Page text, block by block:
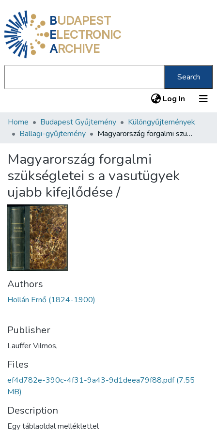
BUDAPEST
ELECTRONIC
ARCHIVE
Search
Log In (current)
Communities & Collections
Statistics
About us
Home Budapest Gyűjtemény
Különgyűjtemények
Ballagi-gyűjtemény
Magyarország forgalmi szükségletei s a vasutügyek ujabb kifejlődése /
Magyarország forgalmi
szükségletei s a vasutügyek
ujabb kifejlődése /
Authors
Hollán Ernő (1824-1900)
Publisher
Lauffer Vilmos,
Files
ef4d782e-390c-4f31-9a43-9d1deea79f88.pdf(7.55
MB)
Description
Egy táblaoldal melléklettel